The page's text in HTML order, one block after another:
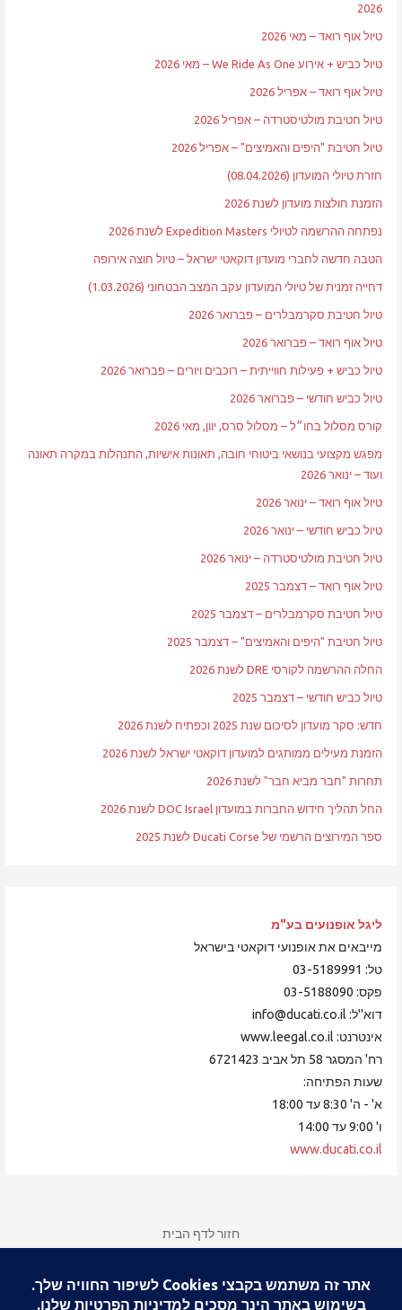
2026
טיול אוף רואד – מאי 2026
טיול כביש + אירוע We Ride As One – מאי 2026
טיול אוף רואד – אפריל 2026
טיול חטיבת מולטיסטרדה – אפריל 2026
טיול חטיבת "היפים והאמיצים" – אפריל 2026
חזרת טיולי המועדון (08.04.2026)
הזמנת חולצות מועדון לשנת 2026
נפתחה ההרשמה לטיולי Expedition Masters לשנת 2026
הטבה חדשה לחברי מועדון דוקאטי ישראל – טיול חוצה אירופה
דחייה זמנית של טיולי המועדון עקב המצב הבטחוני (1.03.2026)
טיול חטיבת סקרמבלרים – פברואר 2026
טיול אוף רואד – פברואר 2026
טיול כביש + פעילות חווייתית – רוכבים ויורים – פברואר 2026
טיול כביש חודשי – פברואר 2026
קורס מסלול בחו״ל – מסלול סרס, יוון, מאי 2026
מפגש מקצועי בנושאי ביטוחי חובה, תאונות אישיות, התנהלות במקרה תאונה
ועוד – ינואר 2026
טיול אוף רואד – ינואר 2026
טיול כביש חודשי – ינואר 2026
טיול חטיבת מולטיסטרדה – ינואר 2026
טיול אוף רואד – דצמבר 2025
טיול חטיבת סקרמבלרים – דצמבר 2025
טיול חטיבת "היפים והאמיצים" – דצמבר 2025
החלה ההרשמה לקורסי DRE לשנת 2026
טיול כביש חודשי – דצמבר 2025
חדש: סקר מועדון לסיכום שנת 2025 וכפתיח לשנת 2026
הזמנת מעילים ממותגים למועדון דוקאטי ישראל לשנת 2026
תחרות "חבר מביא חבר" לשנת 2026
החל תהליך חידוש החברות במועדון DOC Israel לשנת 2026
ספר המירוצים הרשמי של Ducati Corse לשנת 2025
ליגל אופנועים בע"מ
מייבאים את אופנועי דוקאטי בישראל
טל: 03-5189991
פקס: 03-5188090
דוא"ל: info@ducati.co.il
אינטרנט: www.leegal.co.il
רח' המסגר 58 תל אביב 6721423
שעות הפתיחה:
א' - ה' 8:30 עד 18:00
ו' 9:00 עד 14:00
www.ducati.co.il
חזור לדף הבית